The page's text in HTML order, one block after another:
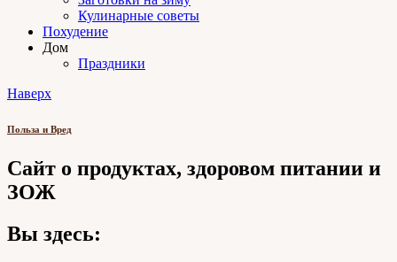
Кулинарные советы
Похудение
Дом
Праздники
Наверх
Польза и Вред
Сайт о продуктах, здоровом питании и
ЗОЖ
Вы здесь: